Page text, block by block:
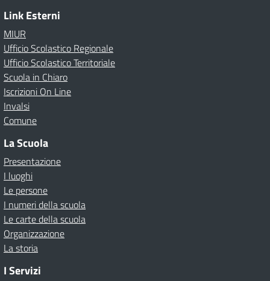
Link Esterni
MIUR
Ufficio Scolastico Regionale
Ufficio Scolastico Territoriale
Scuola in Chiaro
Iscrizioni On Line
Invalsi
Comune
La Scuola
Presentazione
I luoghi
Le persone
I numeri della scuola
Le carte della scuola
Organizzazione
La storia
I Servizi